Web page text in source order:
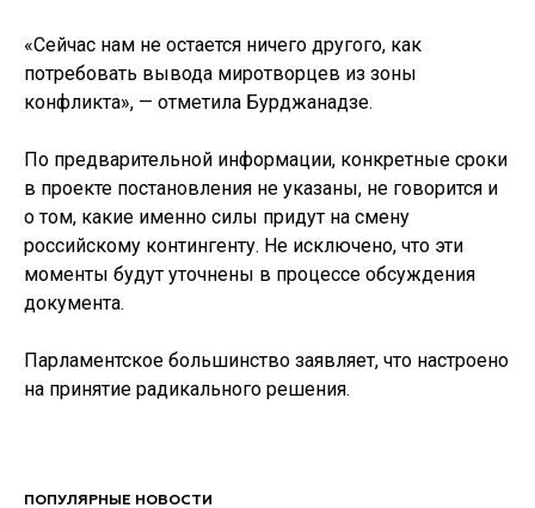
«Сейчас нам не остается ничего другого, как
потребовать вывода миротворцев из зоны
конфликта», — отметила Бурджанадзе.
По предварительной информации, конкретные сроки
в проекте постановления не указаны, не говорится и
о том, какие именно силы придут на смену
российскому контингенту. Не исключено, что эти
моменты будут уточнены в процессе обсуждения
документа.
Парламентское большинство заявляет, что настроено
на принятие радикального решения.
ПОПУЛЯРНЫЕ НОВОСТИ